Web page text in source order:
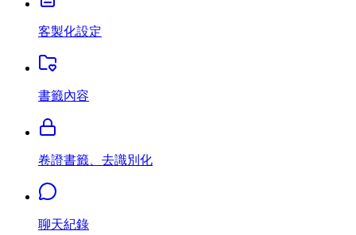
客製化設定
書籤內容
卷證書籤、去識別化
聊天紀錄